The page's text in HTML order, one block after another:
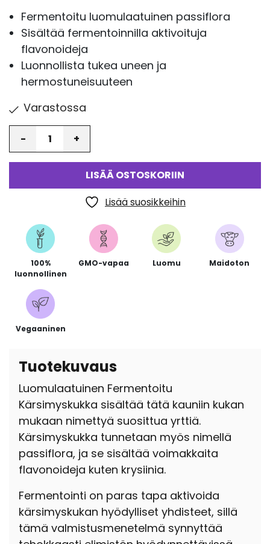
Fermentoitu luomulaatuinen passiflora
Sisältää fermentoinnilla aktivoituja
flavonoideja
Luonnollista tukea uneen ja
hermostuneisuuteen
Varastossa
LISÄÄ OSTOSKORIIN
Lisää suosikkeihin
100%
luonnollinen
GMO-vapaa Luomu Maidoton
Vegaaninen
Tuotekuvaus
Luomulaatuinen Fermentoitu
Kärsimyskukka sisältää tätä kauniin kukan
mukaan nimettyä suosittua yrttiä.
Kärsimyskukka tunnetaan myös nimellä
passiflora, ja se sisältää voimakkaita
flavonoideja kuten krysiinia.
Fermentointi on paras tapa aktivoida
kärsimyskukan hyödylliset yhdisteet, sillä
tämä valmistusmenetelmä synnyttää